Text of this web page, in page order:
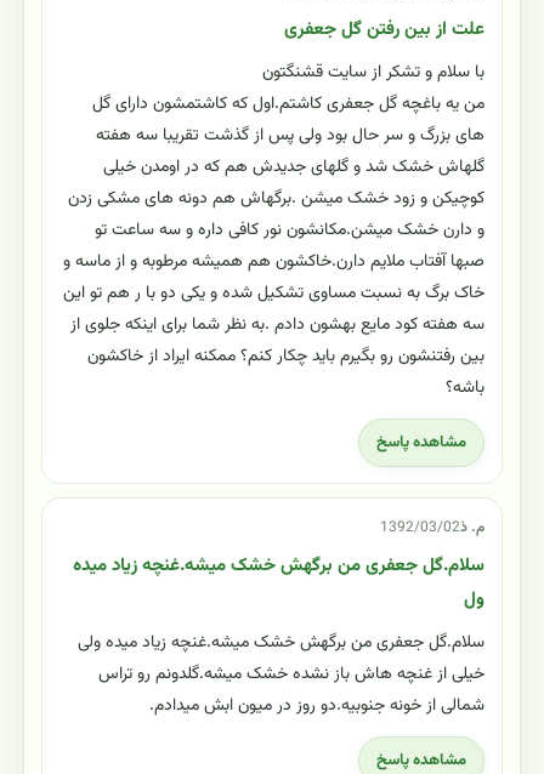
علت از بین رفتن گل جعفری
با سلام و تشکر از سایت قشنگتون
من یه باغچه گل جعفری کاشتم.اول که کاشتمشون دارای گل
های بزرگ و سر حال بود ولی پس از گذشت تقریبا سه هفته
گلهاش خشک شد و گلهای جدیدش هم که در اومدن خیلی
کوچیکن و زود خشک میشن .برگهاش هم دونه های مشکی زدن
و دارن خشک میشن.مکانشون نور کافی داره و سه ساعت تو
صبها آفتاب ملایم دارن.خاکشون هم همیشه مرطوبه و از ماسه و
خاک برگ به نسبت مساوی تشکیل شده و یکی دو با ر هم تو این
سه هفته کود مایع بهشون دادم .به نظر شما برای اینکه جلوی از
بین رفتنشون رو بگیرم باید چکار کنم؟ ممکنه ایراد از خاکشون
باشه؟
مشاهده پاسخ
م. ذ1392/03/02
سلام.گل جعفری من برگهش خشک میشه.غنچه زیاد میده
ول
سلام.گل جعفری من برگهش خشک میشه.غنچه زیاد میده ولی
خیلی از غنچه هاش باز نشده خشک میشه.گلدونم رو تراس
شمالی از خونه جنوبیه.دو روز در میون ابش میدادم.
مشاهده پاسخ